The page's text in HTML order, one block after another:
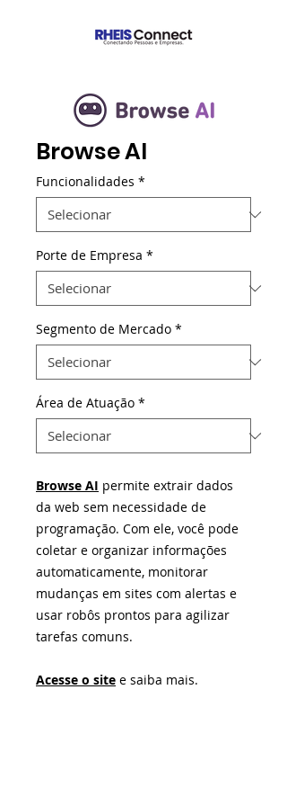
Browse AI
Funcionalidades *
Porte de Empresa *
Segmento de Mercado *
Área de Atuação *
Browse AI permite extrair dados
da web sem necessidade de
programação. Com ele, você pode
coletar e organizar informações
automaticamente, monitorar
mudanças em sites com alertas e
usar robôs prontos para agilizar
tarefas comuns.
Acesse o site e saiba mais.